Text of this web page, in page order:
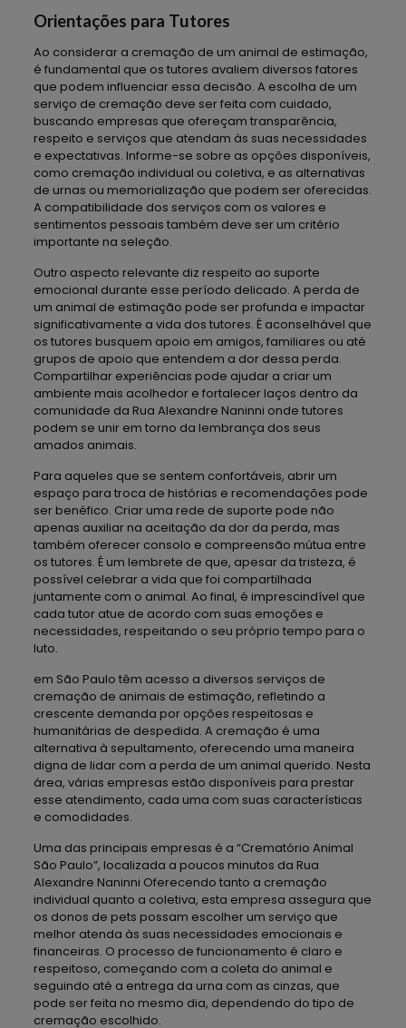
Orientações para Tutores
Ao considerar a cremação de um animal de estimação,
é fundamental que os tutores avaliem diversos fatores
que podem influenciar essa decisão. A escolha de um
serviço de cremação deve ser feita com cuidado,
buscando empresas que ofereçam transparência,
respeito e serviços que atendam às suas necessidades
e expectativas. Informe-se sobre as opções disponíveis,
como cremação individual ou coletiva, e as alternativas
de urnas ou memorialização que podem ser oferecidas.
A compatibilidade dos serviços com os valores e
sentimentos pessoais também deve ser um critério
importante na seleção.
Outro aspecto relevante diz respeito ao suporte
emocional durante esse período delicado. A perda de
um animal de estimação pode ser profunda e impactar
significativamente a vida dos tutores. É aconselhável que
os tutores busquem apoio em amigos, familiares ou até
grupos de apoio que entendem a dor dessa perda.
Compartilhar experiências pode ajudar a criar um
ambiente mais acolhedor e fortalecer laços dentro da
comunidade da Rua Alexandre Naninni onde tutores
podem se unir em torno da lembrança dos seus
amados animais.
Para aqueles que se sentem confortáveis, abrir um
espaço para troca de histórias e recomendações pode
ser benéfico. Criar uma rede de suporte pode não
apenas auxiliar na aceitação da dor da perda, mas
também oferecer consolo e compreensão mútua entre
os tutores. É um lembrete de que, apesar da tristeza, é
possível celebrar a vida que foi compartilhada
juntamente com o animal. Ao final, é imprescindível que
cada tutor atue de acordo com suas emoções e
necessidades, respeitando o seu próprio tempo para o
luto.
em São Paulo têm acesso a diversos serviços de
cremação de animais de estimação, refletindo a
crescente demanda por opções respeitosas e
humanitárias de despedida. A cremação é uma
alternativa à sepultamento, oferecendo uma maneira
digna de lidar com a perda de um animal querido. Nesta
área, várias empresas estão disponíveis para prestar
esse atendimento, cada uma com suas características
e comodidades.
Uma das principais empresas é a “Crematório Animal
São Paulo”, localizada a poucos minutos da Rua
Alexandre Naninni Oferecendo tanto a cremação
individual quanto a coletiva, esta empresa assegura que
os donos de pets possam escolher um serviço que
melhor atenda às suas necessidades emocionais e
financeiras. O processo de funcionamento é claro e
respeitoso, começando com a coleta do animal e
seguindo até a entrega da urna com as cinzas, que
pode ser feita no mesmo dia, dependendo do tipo de
cremação escolhido.